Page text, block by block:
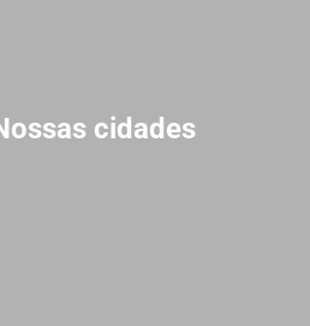
cidades